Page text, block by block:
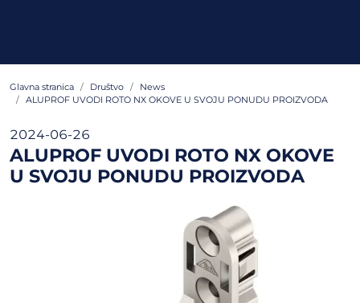
Glavna stranica Društvo
News
ALUPROF UVODI ROTO NX OKOVE U SVOJU PONUDU PROIZVODA
2024-06-26
ALUPROF UVODI ROTO NX OKOVE
U SVOJU PONUDU PROIZVODA